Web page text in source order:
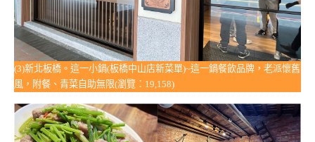
(3)新北板橋。這一小鍋(板橋中山店新菜單)~這一鍋餐飲品牌，老派懷舊
風，附餐、青菜自助無限(瀏覽：19,158)